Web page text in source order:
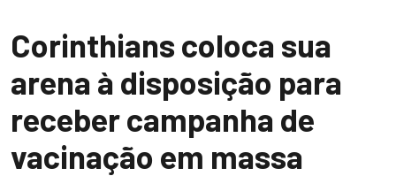
Corinthians coloca sua
arena à disposição para
receber campanha de
vacinação em massa